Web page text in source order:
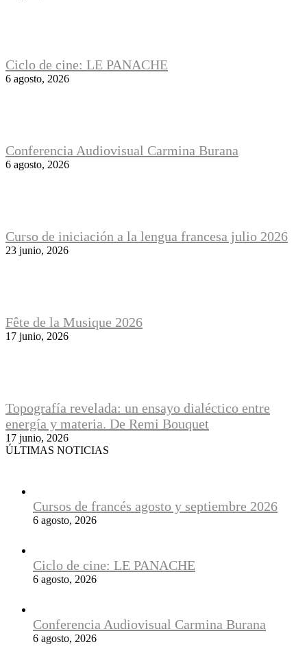
Ciclo de cine: LE PANACHE
6 agosto, 2026
Conferencia Audiovisual Carmina Burana
6 agosto, 2026
Curso de iniciación a la lengua francesa julio 2026
23 junio, 2026
Fête de la Musique 2026
17 junio, 2026
Topografía revelada: un ensayo dialéctico entre
energía y materia. De Remi Bouquet
17 junio, 2026
ÚLTIMAS NOTICIAS
Cursos de francés agosto y septiembre 2026
6 agosto, 2026
Ciclo de cine: LE PANACHE
6 agosto, 2026
Conferencia Audiovisual Carmina Burana
6 agosto, 2026